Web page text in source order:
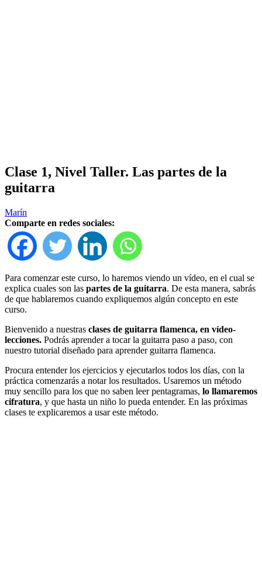
Clase 1, Nivel Taller. Las partes de la
guitarra
Marín
Comparte en redes sociales:
Para comenzar este curso, lo haremos viendo un vídeo, en el cual se
explica cuales son las partes de la guitarra. De esta manera, sabrás
de que hablaremos cuando expliquemos algún concepto en este
curso.
Bienvenido a nuestras clases de guitarra flamenca, en vídeo-
lecciones. Podrás aprender a tocar la guitarra paso a paso, con
nuestro tutorial diseñado para aprender guitarra flamenca.
Procura entender los ejercicios y ejecutarlos todos los días, con la
práctica comenzarás a notar los resultados. Usaremos un método
muy sencillo para los que no saben leer pentagramas, lo llamaremos
cifratura, y que hasta un niño lo pueda entender. En las próximas
clases te explicaremos a usar este método.